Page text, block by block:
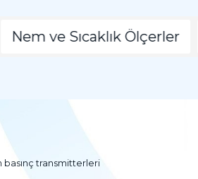
ve Sıcaklık Ölçerler
transmitterleri